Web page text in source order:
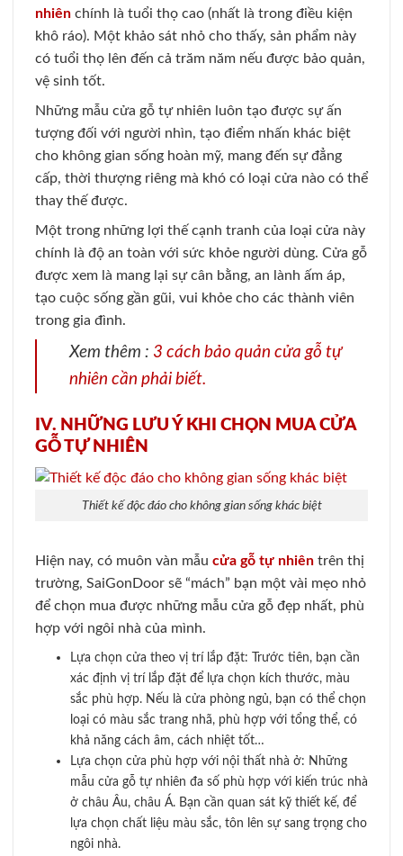
nhiên chính là tuổi thọ cao (nhất là trong điều kiện
khô ráo). Một khảo sát nhỏ cho thấy, sản phẩm này
có tuổi thọ lên đến cả trăm năm nếu được bảo quản,
vệ sinh tốt.
Những mẫu cửa gỗ tự nhiên luôn tạo được sự ấn
tượng đối với người nhìn, tạo điểm nhấn khác biệt
cho không gian sống hoàn mỹ, mang đến sự đẳng
cấp, thời thượng riêng mà khó có loại cửa nào có thể
thay thế được.
Một trong những lợi thế cạnh tranh của loại cửa này
chính là độ an toàn với sức khỏe người dùng. Cửa gỗ
được xem là mang lại sự cân bằng, an lành ấm áp,
tạo cuộc sống gần gũi, vui khỏe cho các thành viên
trong gia đình.
Xem thêm : 3 cách bảo quản cửa gỗ tự
nhiên cần phải biết.
IV. NHỮNG LƯU Ý KHI CHỌN MUA CỬA
GỖ TỰ NHIÊN
Thiết kế độc đáo cho không gian sống khác biệt
Hiện nay, có muôn vàn mẫu cửa gỗ tự nhiên trên thị
trường, SaiGonDoor sẽ “mách” bạn một vài mẹo nhỏ
để chọn mua được những mẫu cửa gỗ đẹp nhất, phù
hợp với ngôi nhà của mình.
Lựa chọn cửa theo vị trí lắp đặt: Trước tiên, bạn cần
xác định vị trí lắp đặt để lựa chọn kích thước, màu
sắc phù hợp. Nếu là cửa phòng ngủ, bạn có thể chọn
loại có màu sắc trang nhã, phù hợp với tổng thể, có
khả năng cách âm, cách nhiệt tốt…
Lựa chọn cửa phù hợp với nội thất nhà ở: Những
mẫu cửa gỗ tự nhiên đa số phù hợp với kiến trúc nhà
ở châu Âu, châu Á. Bạn cần quan sát kỹ thiết kế, để
lựa chọn chất liệu màu sắc, tôn lên sự sang trọng cho
ngôi nhà.